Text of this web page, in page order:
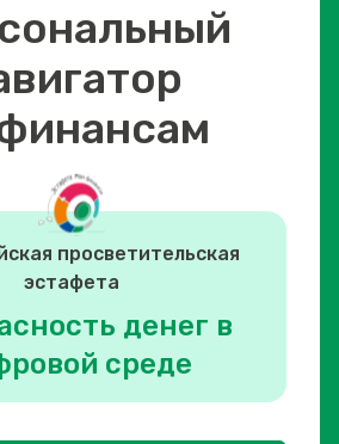
просветительская
эстафета
денег в
среде